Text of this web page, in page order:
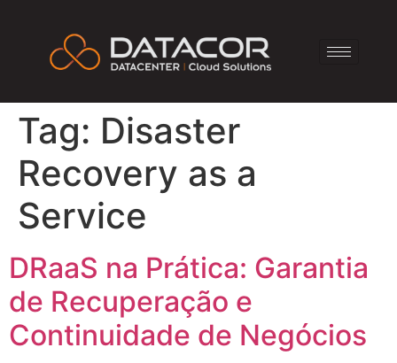
Tag: Disaster
Recovery as a
Service
DRaaS na Prática: Garantia
de Recuperação e
Continuidade de Negócios